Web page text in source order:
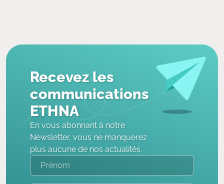
Recevez les
communications
ETHNA
En vous abonnant à notre
Newsletter, vous ne manquerez
plus aucune de nos actualités.